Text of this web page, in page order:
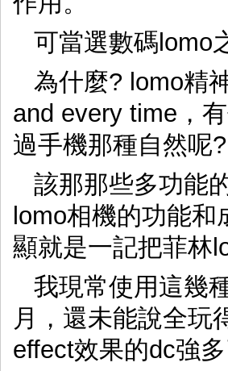
可當選數碼lomo
為什麼? lomo精
and every time，
過手機那種自然呢?
該那那些多功能
lomo相機的功能
顯就是一記把菲林
我現常使用這幾
月，還未能說全玩
effect效果的dc強多